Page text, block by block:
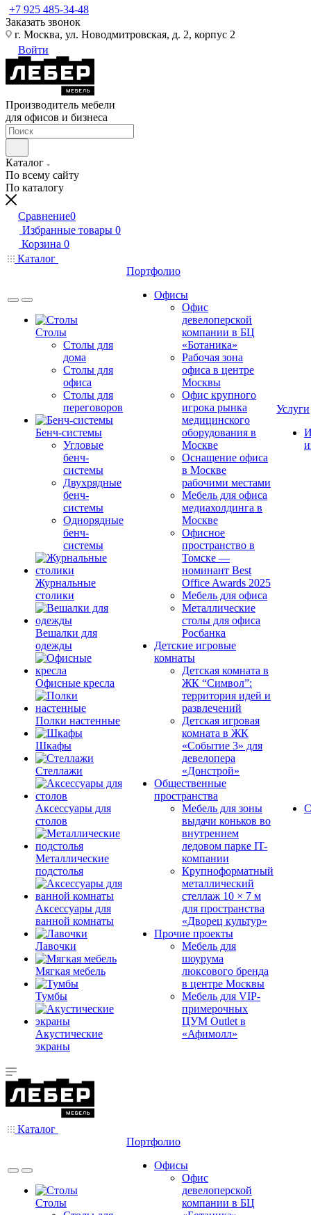
+7 925 485-34-48
Заказать звонок
г. Москва, ул. Новодмитровская, д. 2, корпус 2
Войти
Производитель мебели
для офисов и бизнеса
Каталог
По всему сайту
По каталогу
Сравнение0
Избранные товары 0
Корзина 0
Каталог
Столы
Столы для
дома
Столы для
офиса
Столы для
переговоров
Бенч-системы
Угловые
бенч-
системы
Двухрядные
бенч-
системы
Однорядные
бенч-
системы
Журнальные
столики
Вешалки для
одежды
Офисные кресла
Полки настенные
Шкафы
Стеллажи
Аксессуары для
столов
Металлические
подстолья
Аксессуары для
ванной комнаты
Лавочки
Мягкая мебель
Тумбы
Акустические
экраны
Портфолио
Офисы
Офис
девелоперской
компании в БЦ
«Ботаника»
Рабочая зона
офиса в центре
Москвы
Офис крупного
игрока рынка
медицинского
оборудования в
Москве
Оснащение офиса
в Москве
рабочими местами
Мебель для офиса
медиахолдинга в
Москве
Офисное
пространство в
Томске —
номинант Best
Office Awards 2025
Мебель для офиса
Металлические
столы для офиса
Росбанка
Детские игровые
комнаты
Детская комната в
ЖК “Символ”:
территория идей и
развлечений
Детская игровая
комната в ЖК
«Событие 3» для
девелопера
«Донстрой»
Общественные
пространства
Мебель для зоны
выдачи коньков во
внутреннем
ледовом парке IT-
компании
Крупноформатный
металлический
стеллаж 10 × 7 м
для пространства
«Дворец культур»
Прочие проекты
Мебель для
шоурума
люксового бренда
в центре Москвы
Мебель для VIP-
примерочных
ЦУМ Outlet в
«Афимолл»
Услуги
Каталог
Столы
Портфолио
Офисы
Офис
девелоперской
компании в БЦ